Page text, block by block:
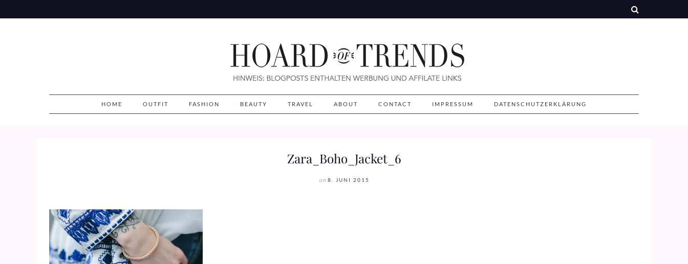
to
HOME OUTFIT FASHION BEAUTY TRAVEL ABOUT CONTACT IMPRESSUM DATENSCHUTZERKLÄRUNG
Zara_Boho_Jacket_6
on 8. JUNI 2015